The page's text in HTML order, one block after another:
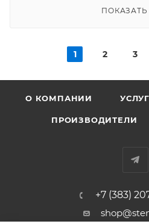
1 2 3
О КОМПАНИИ
ПРОИЗВОДИТЕЛИ
+7 (383)